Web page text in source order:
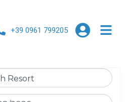
+39 0961 799205